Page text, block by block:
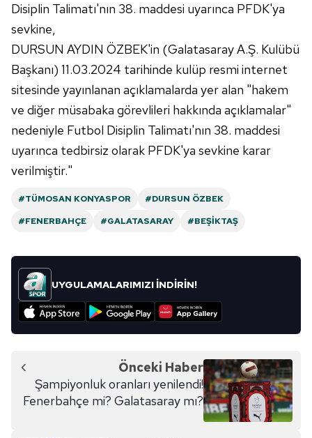
Disiplin Talimatı'nın 38. maddesi uyarınca PFDK'ya
sevkine,
DURSUN AYDIN ÖZBEK'in (Galatasaray A.Ş. Kulübü
Başkanı) 11.03.2024 tarihinde kulüp resmi internet
sitesinde yayınlanan açıklamalarda yer alan "hakem
ve diğer müsabaka görevlileri hakkında açıklamalar"
nedeniyle Futbol Disiplin Talimatı'nın 38. maddesi
uyarınca tedbirsiz olarak PFDK'ya sevkine karar
verilmiştir."
#TÜMOSAN KONYASPOR
#DURSUN ÖZBEK
#FENERBAHÇE
#GALATASARAY #BEŞIKTAŞ
UYGULAMALARIMIZI İNDİRİN!
Önceki Haber
Şampiyonluk oranları yenilendi!
Fenerbahçe mi? Galatasaray mı?